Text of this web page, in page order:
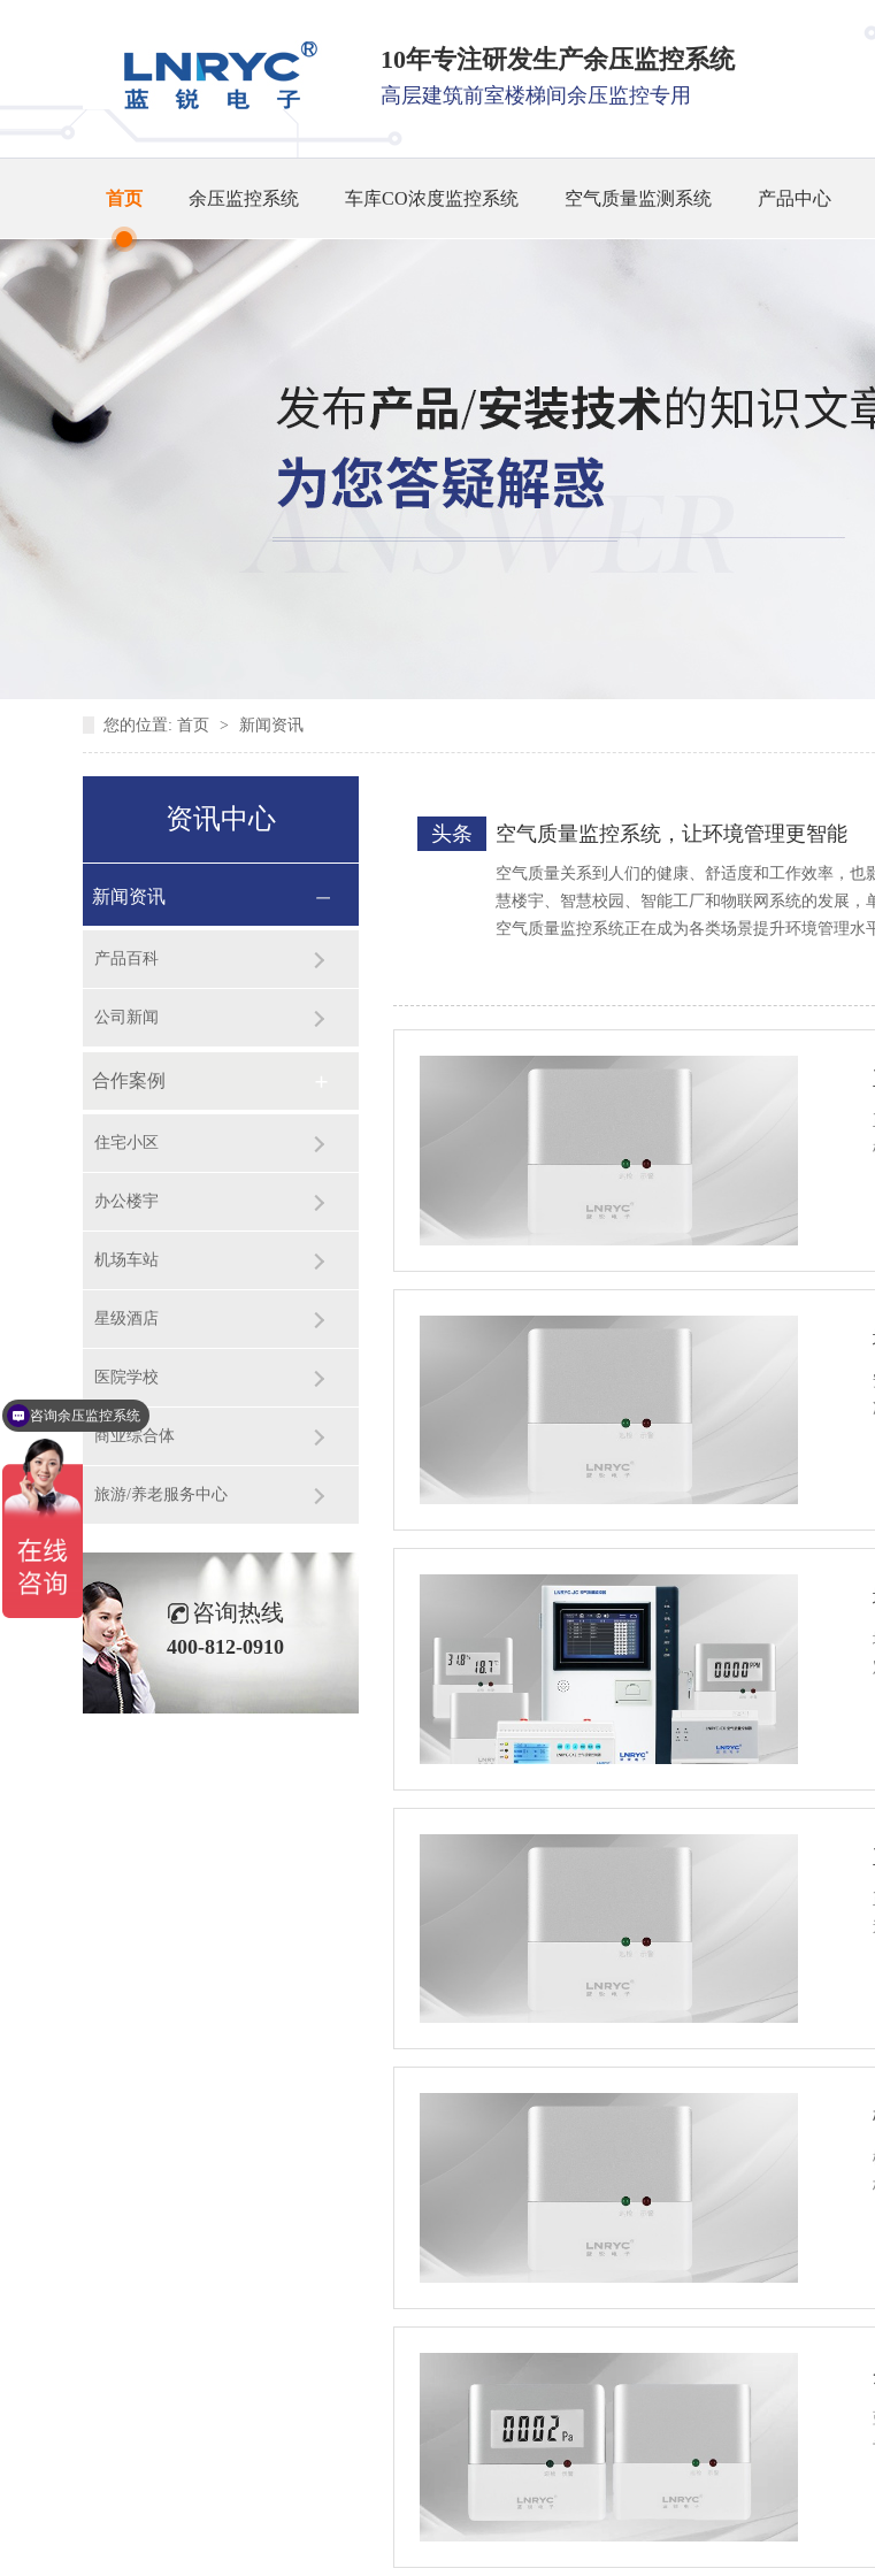
10年专注研发生产余压监控系统
高层建筑前室楼梯间余压监控专用
首页 余压监控系统 车库CO浓度监控系统 空气质量监测系统 产品中心
您的位置: 首页 > 新闻资讯
资讯中心
新闻资讯
产品百科
公司新闻
合作案例
住宅小区
办公楼宇
机场车站
星级酒店
医院学校
商业综合体
旅游/养老服务中心
咨询热线
400-812-0910
空气质量监控系统，让环境管理更智能
头条
空气质量关系到人们的健康、舒适度和工作效率，
慧楼宇、智慧校园、智能工厂和物联网系统的发展，
空气质量监控系统正在成为各类场景提升环境管理
咨询余压监控系统